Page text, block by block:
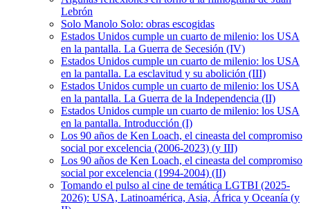
Lebrón
Solo Manolo Solo: obras escogidas
Estados Unidos cumple un cuarto de milenio: los USA
en la pantalla. La Guerra de Secesión (IV)
Estados Unidos cumple un cuarto de milenio: los USA
en la pantalla. La esclavitud y su abolición (III)
Estados Unidos cumple un cuarto de milenio: los USA
en la pantalla. La Guerra de la Independencia (II)
Estados Unidos cumple un cuarto de milenio: los USA
en la pantalla. Introducción (I)
Los 90 años de Ken Loach, el cineasta del compromiso
social por excelencia (2006-2023) (y III)
Los 90 años de Ken Loach, el cineasta del compromiso
social por excelencia (1994-2004) (II)
Tomando el pulso al cine de temática LGTBI (2025-
2026): USA, Latinoamérica, Asia, África y Oceanía (y